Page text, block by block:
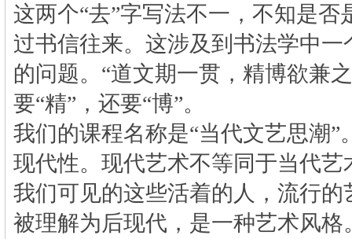
这两个“去”字写法不一，不知是否
过书信往来。这涉及到书法学中一
的问题。“道文期一贯，精博欲兼
要“精”，还要“博”。
我们的课程名称是“当代文艺思潮”
现代性。现代艺术不等同于当代艺
我们可见的这些活着的人，流行的
被理解为后现代，是一种艺术风格